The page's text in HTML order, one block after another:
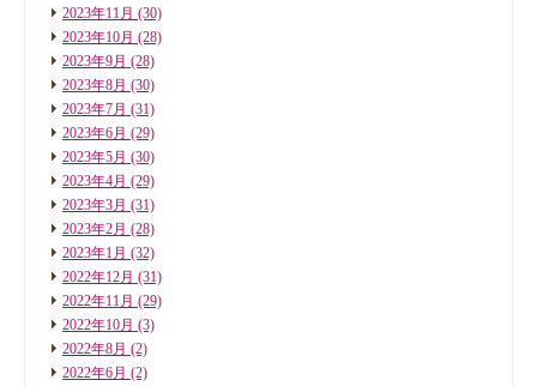
2023年11月 (30)
2023年10月 (28)
2023年9月 (28)
2023年8月 (30)
2023年7月 (31)
2023年6月 (29)
2023年5月 (30)
2023年4月 (29)
2023年3月 (31)
2023年2月 (28)
2023年1月 (32)
2022年12月 (31)
2022年11月 (29)
2022年10月 (3)
2022年8月 (2)
2022年6月 (2)